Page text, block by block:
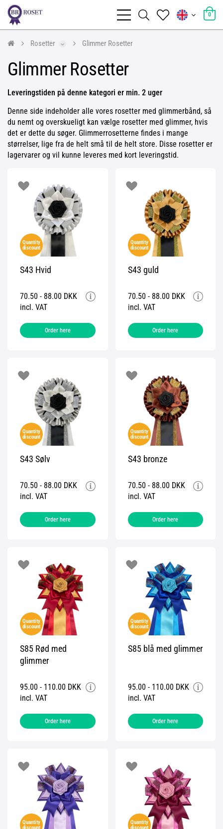
0
Rosetter Glimmer Rosetter
Glimmer Rosetter
Leveringstiden på denne kategori er min. 2 uger
Denne side indeholder alle vores rosetter med glimmerbånd, så
du nemt og overskueligt kan vælge rosetter med glimmer, hvis
det er dette du søger. Glimmerrosetterne findes i mange
størrelser, lige fra de helt små til de helt store. Disse rosetter er
lagervarer og vil kunne leveres med kort leveringstid.
Quantity
discount
S43 Hvid
70.50 - 88.00 DKK
incl. VAT
Order here
Quantity
discount
S43 guld
70.50 - 88.00 DKK
incl. VAT
Order here
Quantity
discount
S43 Sølv
70.50 - 88.00 DKK
incl. VAT
Order here
Quantity
discount
S43 bronze
70.50 - 88.00 DKK
incl. VAT
Order here
Quantity
discount
S85 Rød med
glimmer
95.00 - 110.00 DKK
incl. VAT
Order here
Quantity
discount
S85 blå med glimmer
95.00 - 110.00 DKK
incl. VAT
Order here
Quantity
Quantity